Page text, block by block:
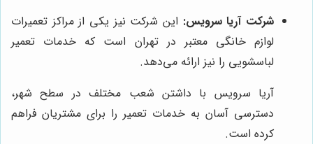
شرکت آریا سرویس: این شرکت نیز یکی از مراکز تعمیرات
لوازم خانگی معتبر در تهران است که خدمات تعمیر
لباسشویی را نیز ارائه می‌دهد.
آریا سرویس با داشتن شعب مختلف در سطح شهر،
دسترسی آسان به خدمات تعمیر را برای مشتریان فراهم
کرده است.